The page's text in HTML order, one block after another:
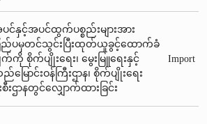
င်နှင့်အပင်ထွက်ပစ္စည်းများအား
ြည်ပမှတင်သွင်းပြီးထုတ်ယူခွင့်ထောက်ခံ
က်ကို စိုက်ပျိုးရေး၊ မွေးမြူရေးနှင့်
မြောင်းဝန်ကြီးဌာန၊ စိုက်ပျိုးရေး
စီးဌာနတွင်လျှောက်ထားခြင်း
Import